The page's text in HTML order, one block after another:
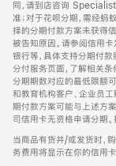
同，请到店咨询
准；对于花呗分期，需经蚂
择的分期付款方案未获得
被告知原因。请参阅信用
银行等，具体支持分期付
分付服务页面，了解相关条
分期期数对应的最低限额
和教育机构客户、企业员
期付款方案可能与上述方
司信用卡无资格申请分期
当商品有货并/或发货时，
务费用将显示在你的信用